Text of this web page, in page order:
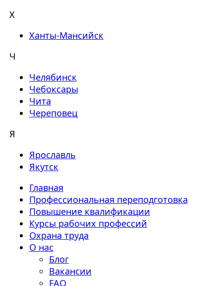
Х
Ханты-Мансийск
Ч
Челябинск
Чебоксары
Чита
Череповец
Я
Ярославль
Якутск
Главная
Профессиональная переподготовка
Повышение квалификации
Курсы рабочих профессий
Охрана труда
О нас
Блог
Вакансии
FAQ